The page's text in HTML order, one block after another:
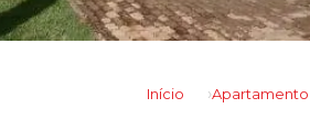
Início Apartamento